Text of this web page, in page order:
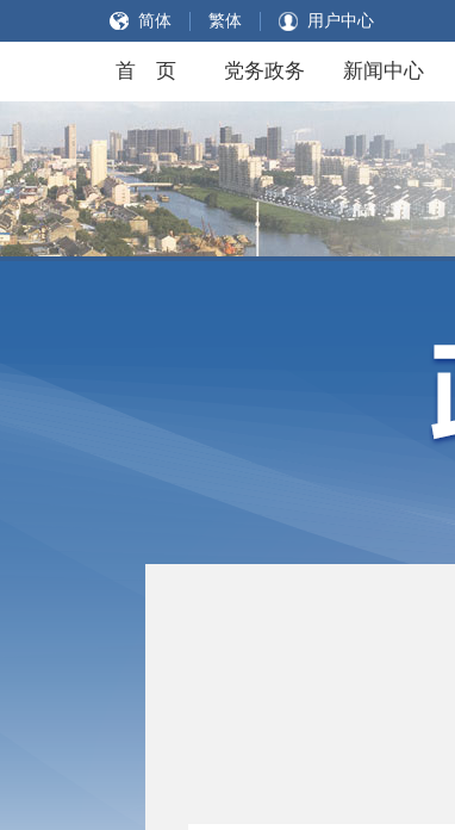
简体 繁体 用户中心
首 页 党务政务 新闻中心